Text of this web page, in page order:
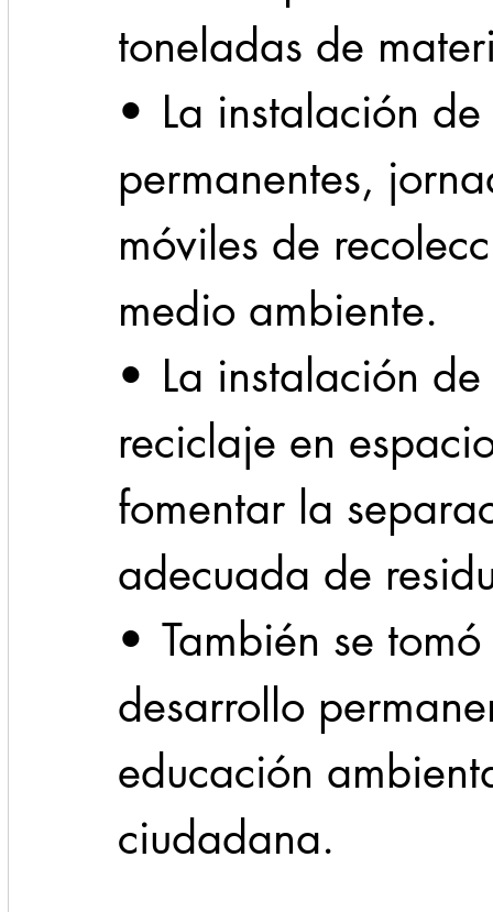
toneladas de
•	La instalación de centros de acopio
permanentes,
móviles de
medio ambiente.
•	La instalación de 54 contenedores de
reciclaje en
fomentar la
adecuada de
•	También se tomó en cuenta el
desarrollo
educación
ciudadana.